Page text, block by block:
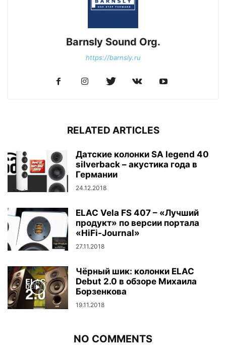
Barnsly Sound Org.
https://barnsly.ru
RELATED ARTICLES
Датские колонки SA legend 40
silverback – акустика года в
Германии
24.12.2018
ELAC Vela FS 407 – «Лучший
продукт» по версии портала
«HiFi-Journal»
27.11.2018
Чёрный шик: колонки ELAC
Debut 2.0 в обзоре Михаила
Борзенкова
19.11.2018
NO COMMENTS